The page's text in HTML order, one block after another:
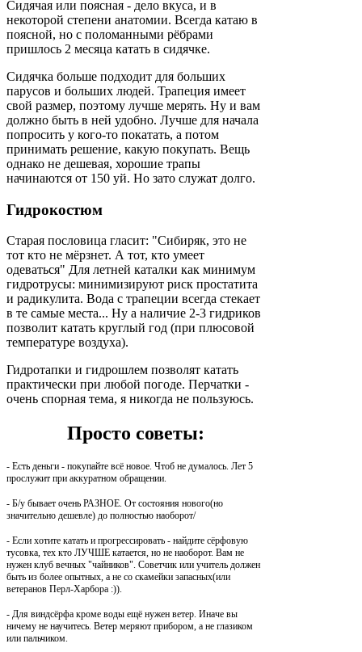
Сидячая или поясная - дело вкуса, и в
некоторой степени анатомии. Всегда катаю в
поясной, но с поломанными рёбрами
пришлось 2 месяца катать в сидячке.
Сидячка больше подходит для больших
парусов и больших людей. Трапеция имеет
свой размер, поэтому лучше мерять. Ну и вам
должно быть в ней удобно. Лучше для начала
попросить у кого-то покатать, а потом
принимать решение, какую покупать. Вещь
однако не дешевая, хорошие трапы
начинаются от 150 уй. Но зато служат долго.
Гидрокостюм
Старая пословица гласит: "Сибиряк, это не
тот кто не мёрзнет. А тот, кто умеет
одеваться" Для летней каталки как минимум
гидротрусы: минимизируют риск простатита
и радикулита. Вода с трапеции всегда стекает
в те самые места... Ну а наличие 2-3 гидриков
позволит катать круглый год (при плюсовой
температуре воздуха).
Гидротапки и гидрошлем позволят катать
практически при любой погоде. Перчатки -
очень спорная тема, я никогда не пользуюсь.
Просто советы:
- Есть деньги - покупайте всё новое. Чтоб не думалось. Лет 5
прослужит при аккуратном обращении.
- Б/у бывает очень РАЗНОЕ. От состояния нового(но
значительно дешевле) до полностью наоборот/
- Если хотите катать и прогрессировать - найдите сёрфовую
тусовка, тех кто ЛУЧШЕ катается, но не наоборот. Вам не
нужен клуб вечных "чайников". Советчик или учитель должен
быть из более опытных, а не со скамейки запасных(или
ветеранов Перл-Харбора :)).
- Для виндсёрфа кроме воды ещё нужен ветер. Иначе вы
ничему не научитесь. Ветер меряют прибором, а не глазиком
или пальчиком.